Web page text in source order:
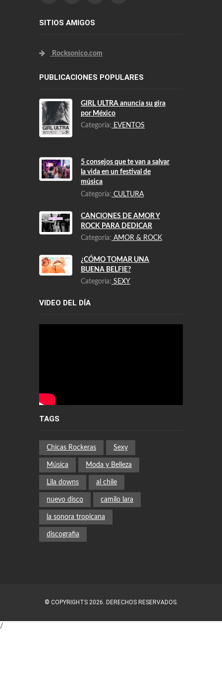
SITIOS AMIGOS
Rocksonico.com
PUBLICACIONES POPULARES
GIRL ULTRA anuncia su gira
por México
Categoría:EVENTOS
5 consejos que te van a salvar
la vida en un festival de
música
Categoría:CULTURA
CANCIONES DE AMOR Y
ROCK PARA DEDICAR
Categoría:AMOR & ROCK
¿CÓMO TOMAR UNA
BUENA BELFIE?
Categoría:SEXY
VIDEO DEL DÍA
TAGS
Chicas Rockeras Sexy
Música Moda y Belleza
Lila downs al chile
nuevo disco camilo lara
la sonora tropicana
discografia
© COPYRIGHTS 2026. DERECHOS RESERVADOS.
/